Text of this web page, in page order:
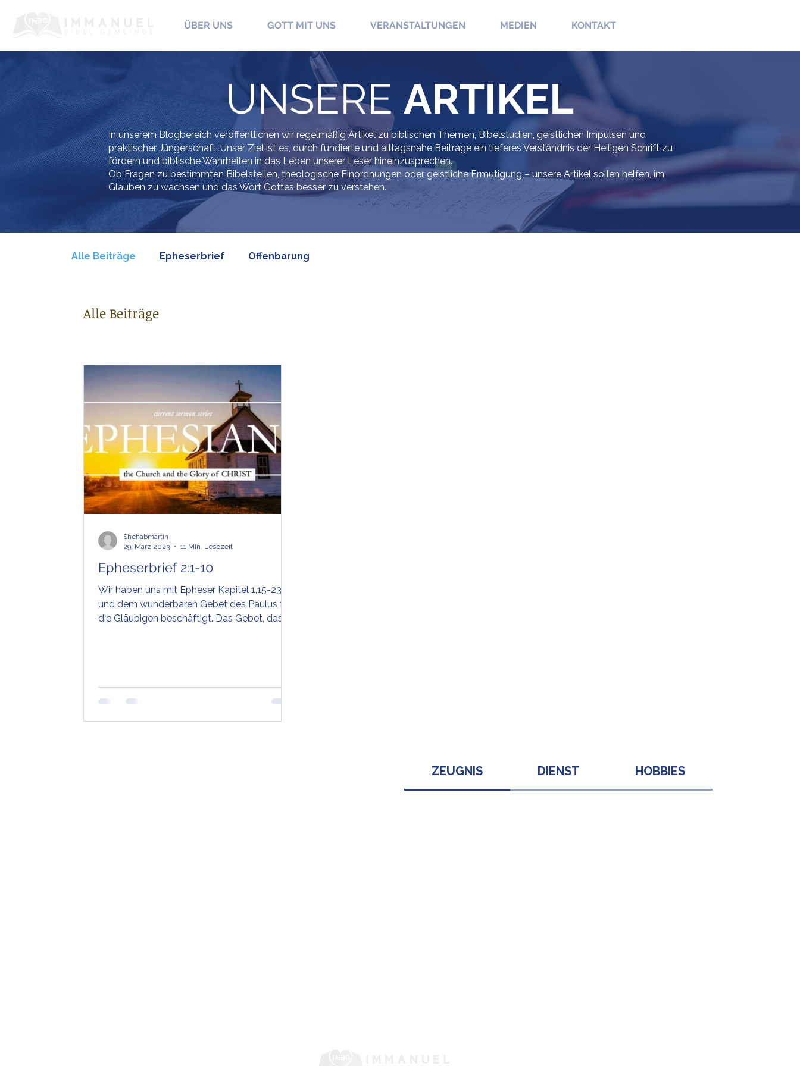
ÜBER UNS GOTT MIT UNS VERANSTALTUNGEN MEDIEN KONTAKT
UNSERE ARTIKEL
In unserem Blogbereich veröffentlichen wir regelmäßig Artikel zu biblischen Themen, Bibelstudien, geistlichen Impulsen und
praktischer Jüngerschaft. Unser Ziel ist es, durch fundierte und alltagsnahe Beiträge ein tieferes Verständnis der Heiligen Schrift zu
fördern und biblische Wahrheiten in das Leben unserer Leser hineinzusprechen.
Ob Fragen zu bestimmten Bibelstellen, theologische Einordnungen oder geistliche Ermutigung – unsere Artikel sollen helfen, im
Glauben zu wachsen und das Wort Gottes besser zu verstehen.
Alle Beiträge Epheserbrief Offenbarung
Alle Beiträge
Epheserbrief 2:1-10
Wir haben uns mit Epheser Kapitel 1,15-23
und dem wunderbaren Gebet des Paulus für
die Gläubigen beschäftigt. Das Gebet, das
Shehabmartin
29. März 2023
11 Min. Lesezeit
ZEUGNIS DIENST HOBBIES